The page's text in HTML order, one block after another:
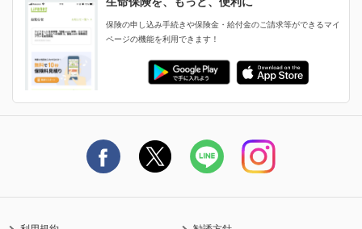
申し込みガイド
ご契約の流れと必要書類
保険料の支払い方法
保険金・給付金のご請求
生命保険料控除に関するご案内
生命保険マニフェスト
ライフネット生命のCMページ
ライフネット生命公式note
保険の申し込み手続きや保険金・給付金のご請求等ができるマイ
ページの機能を利用できます！